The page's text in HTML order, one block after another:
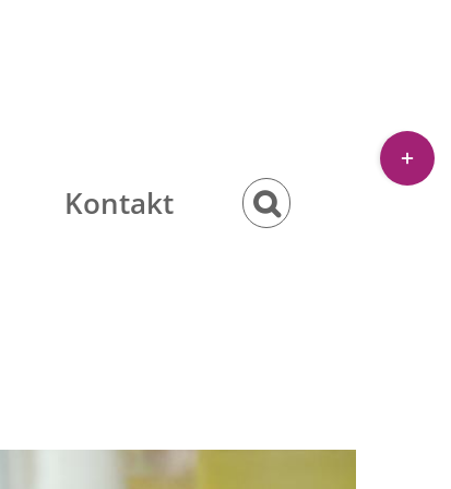
Kontakt
Toggle
Sliding